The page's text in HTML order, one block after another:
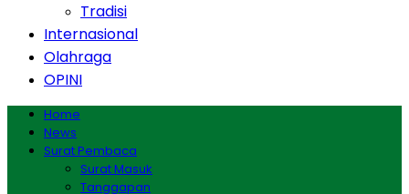
Tradisi
Internasional
Olahraga
OPINI
Home
News
Surat Pembaca
Surat Masuk
Tanggapan